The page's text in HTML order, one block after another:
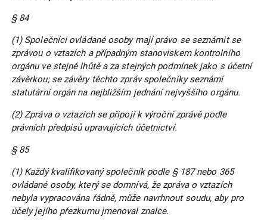
§ 84
(1) Společníci ovládané osoby mají právo se seznámit se
zprávou o vztazích a případným stanoviskem kontrolního
orgánu ve stejné lhůtě a za stejných podmínek jako s účetní
závěrkou; se závěry těchto zpráv společníky seznámí
statutární orgán na nejbližším jednání nejvyššího orgánu.
(2) Zpráva o vztazích se připojí k výroční zprávě podle
právních předpisů upravujících účetnictví.
§ 85
(1) Každý kvalifikovaný společník podle § 187 nebo 365
ovládané osoby, který se domnívá, že zpráva o vztazích
nebyla vypracována řádně, může navrhnout soudu, aby pro
účely jejího přezkumu jmenoval znalce.